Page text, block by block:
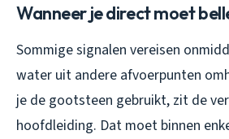
Wanneer je direct moet
Sommige signalen vereisen
water uit andere afvoerpunten
je de gootsteen gebruikt, zit de
hoofdleiding. Dat moet binnen